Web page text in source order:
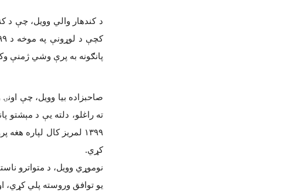
د کندهار والي وویل، چې د
کچې د لوړونې په موخه د
پانګونه به پرې وشي ژمنې
صاحبزاده بیا وویل، چې
ته راغلو، دلته يې د مېشتو
۱۳۹۹ لمريز کال لپاره هغه
کړي.
نوموړي وویل، د متواترو
یو توافق وروسته پلي کړي،